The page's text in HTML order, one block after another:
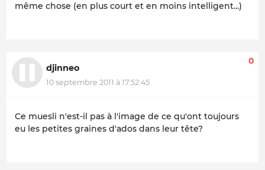
même chose (en plus court et en moins intelligent...)
djinneo
10 septembre 2011 à 17:52:45
0
Ce muesli n'est-il pas à l'image de ce qu'ont toujours
eu les petites graines d'ados dans leur tête?